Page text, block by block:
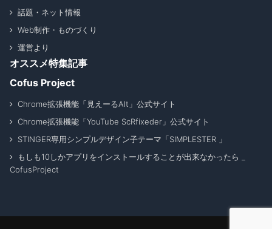
話題・ネット情報
Web制作・ものづくり
運営より
オススメ特集記事
Cofus Project
Chrome拡張機能「見えーるAlt」公式サイト
Chrome拡張機能「YouTube ScRfixeder」公式サイト
STINGER専用シンプルデザイン子テーマ「SIMPLESTER 」
もしも10しかアプリをインストールすることが出来なかったら _
CofusProject